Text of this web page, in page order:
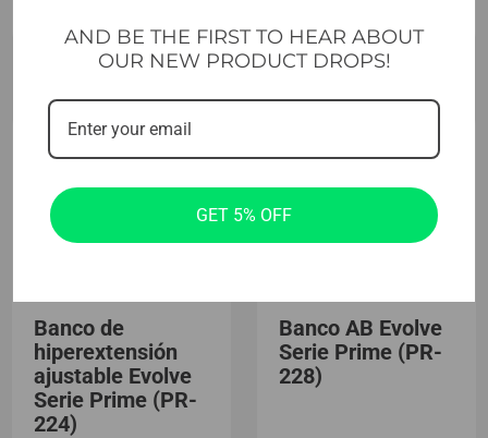
Banco de
hiperextensión
ajustable Evolve
Serie Prime (PR-
224)
Banco AB Evolve
Serie Prime (PR-
228)
AND BE THE FIRST TO HEAR ABOUT
OUR NEW PRODUCT DROPS!
GET 5% OFF